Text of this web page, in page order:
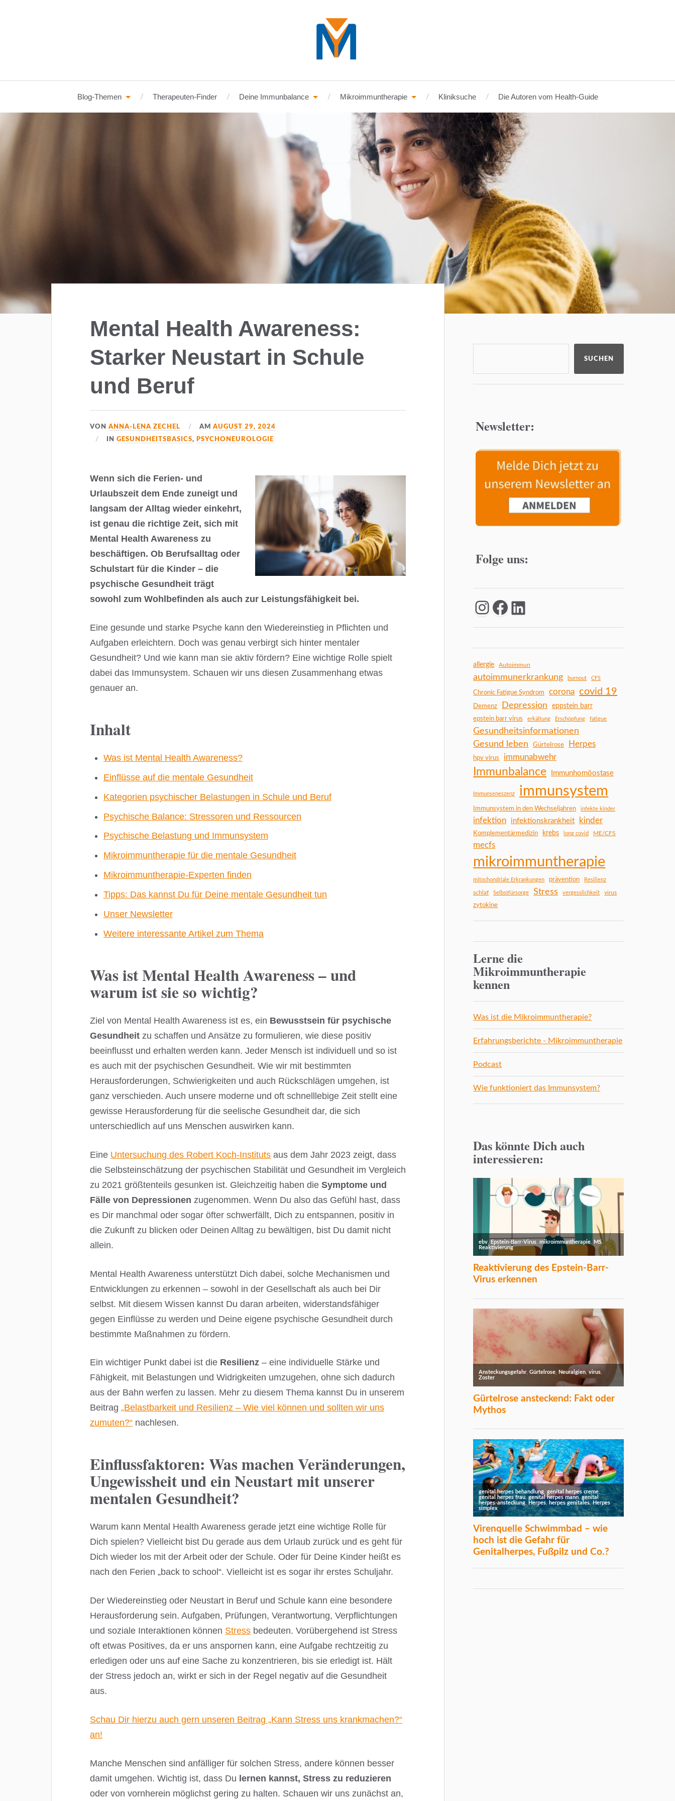
Blog-Themen Therapeuten-Finder Deine Immunbalance Mikroimmuntherapie Kliniksuche Die Autoren vom Health-Guide
Mental Health Awareness:
Starker Neustart in Schule
und Beruf
VONANNA-LENA ZECHEL AMAUGUST 29, 2024
INGESUNDHEITSBASICS, PSYCHONEUROLOGIE
Wenn sich die Ferien- und
Urlaubszeit dem Ende zuneigt und
langsam der Alltag wieder einkehrt,
ist genau die richtige Zeit, sich mit
Mental Health Awareness zu
beschäftigen. Ob Berufsalltag oder
Schulstart für die Kinder – die
psychische Gesundheit trägt
sowohl zum Wohlbefinden als auch zur Leistungsfähigkeit bei.
Eine gesunde und starke Psyche kann den Wiedereinstieg in Pflichten und
Aufgaben erleichtern. Doch was genau verbirgt sich hinter mentaler
Gesundheit? Und wie kann man sie aktiv fördern? Eine wichtige Rolle spielt
dabei das Immunsystem. Schauen wir uns diesen Zusammenhang etwas
genauer an.
Inhalt
Was ist Mental Health Awareness?
Einflüsse auf die mentale Gesundheit
Kategorien psychischer Belastungen in Schule und Beruf
Psychische Balance: Stressoren und Ressourcen
Psychische Belastung und Immunsystem
Mikroimmuntherapie für die mentale Gesundheit
Mikroimmuntherapie-Experten finden
Tipps: Das kannst Du für Deine mentale Gesundheit tun
Unser Newsletter
Weitere interessante Artikel zum Thema
Was ist Mental Health Awareness – und
warum ist sie so wichtig?
Ziel von Mental Health Awareness ist es, ein Bewusstsein für psychische
Gesundheit zu schaffen und Ansätze zu formulieren, wie diese positiv
beeinflusst und erhalten werden kann. Jeder Mensch ist individuell und so ist
es auch mit der psychischen Gesundheit. Wie wir mit bestimmten
Herausforderungen, Schwierigkeiten und auch Rückschlägen umgehen, ist
ganz verschieden. Auch unsere moderne und oft schnelllebige Zeit stellt eine
gewisse Herausforderung für die seelische Gesundheit dar, die sich
unterschiedlich auf uns Menschen auswirken kann.
Eine Untersuchung des Robert Koch-Instituts aus dem Jahr 2023 zeigt, dass
die Selbsteinschätzung der psychischen Stabilität und Gesundheit im Vergleich
zu 2021 größtenteils gesunken ist. Gleichzeitig haben dieSymptome und
Fälle von Depressionen zugenommen. Wenn Du also das Gefühl hast, dass
es Dir manchmal oder sogar öfter schwerfällt, Dich zu entspannen, positiv in
die Zukunft zu blicken oder Deinen Alltag zu bewältigen, bist Du damit nicht
allein.
Mental Health Awareness unterstützt Dich dabei, solche Mechanismen und
Entwicklungen zu erkennen – sowohl in der Gesellschaft als auch bei Dir
selbst. Mit diesem Wissen kannst Du daran arbeiten, widerstandsfähiger
gegen Einflüsse zu werden und Deine eigene psychische Gesundheit durch
bestimmte Maßnahmen zu fördern.
Ein wichtiger Punkt dabei ist die Resilienz – eine individuelle Stärke und
Fähigkeit, mit Belastungen und Widrigkeiten umzugehen, ohne sich dadurch
aus der Bahn werfen zu lassen. Mehr zu diesem Thema kannst Du in unserem
Beitrag„Belastbarkeit und Resilienz – Wie viel können und sollten wir uns
zumuten?“ nachlesen.
Einflussfaktoren: Was machen Veränderungen,
Ungewissheit und ein Neustart mit unserer
mentalen Gesundheit?
Warum kann Mental Health Awareness gerade jetzt eine wichtige Rolle für
Dich spielen? Vielleicht bist Du gerade aus dem Urlaub zurück und es geht für
Dich wieder los mit der Arbeit oder der Schule. Oder für Deine Kinder heißt es
nach den Ferien „back to school“. Vielleicht ist es sogar ihr erstes Schuljahr.
Der Wiedereinstieg oder Neustart in Beruf und Schule kann eine besondere
Herausforderung sein. Aufgaben, Prüfungen, Verantwortung, Verpflichtungen
und soziale Interaktionen können Stress bedeuten. Vorübergehend ist Stress
oft etwas Positives, da er uns anspornen kann, eine Aufgabe rechtzeitig zu
erledigen oder uns auf eine Sache zu konzentrieren, bis sie erledigt ist. Hält
der Stress jedoch an, wirkt er sich in der Regel negativ auf die Gesundheit
aus.
Schau Dir hierzu auch gern unseren Beitrag „Kann Stress uns krankmachen?“
an!
Manche Menschen sind anfälliger für solchen Stress, andere können besser
damit umgehen. Wichtig ist, dass Du lernen kannst, Stress zu reduzieren
oder von vornherein möglichst gering zu halten. Schauen wir uns zunächst an,
SUCHEN
Newsletter:
Folge uns:
allergie Autoimmun
autoimmunerkrankung burnout CFS
Chronic Fatigue Syndrom corona covid 19
Demenz Depression
eppstein barr
epstein barr virus
erkältung Erschöpfung fatigue
Gesundheitsinformationen
Gesund leben Gürtelrose Herpes
hpv virus immunabwehr
Immunbalance Immunhomöostase
Immunseneszenz immunsystem
Immunsystem in den Wechseljahren infekte kinder
infektion infektionskrankheit kinder
Komplementärmedizin krebs long covid ME/CFS
mecfs
mikroimmuntherapie
mitochondriale Erkrankungen prävention Resilienz
schlaf Selbstfürsorge Stress vergesslichkeit virus
zytokine
Lerne die
Mikroimmuntherapie
kennen
Was ist die Mikroimmuntherapie?
Erfahrungsberichte - Mikroimmuntherapie
Podcast
Wie funktioniert das Immunsystem?
Das könnte Dich auch
interessieren: